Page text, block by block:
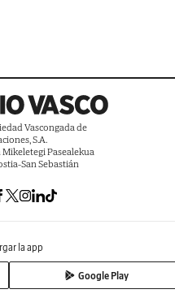
Vascongada de
S.A.
Pasealekua
San Sebastián
la app
Google Play